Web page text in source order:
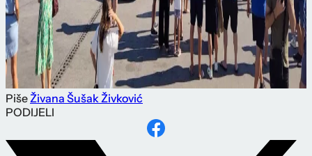
PišeŽivana Šušak Živković
PODIJELI